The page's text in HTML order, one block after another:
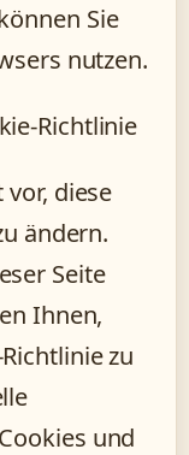
Sie
nutzen.
Richtlinie
diese
ändern.
Seite
Ihnen,
zu
und